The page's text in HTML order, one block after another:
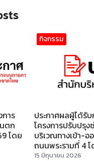
การ
ตก
โดย
กิจกรรม
ประกาศผลผู้ได้รั
โครงการปรับปรุ
บริเวณทางเข้า-
ถนนพระรามที่ 4
15 มิถุนายน 2026